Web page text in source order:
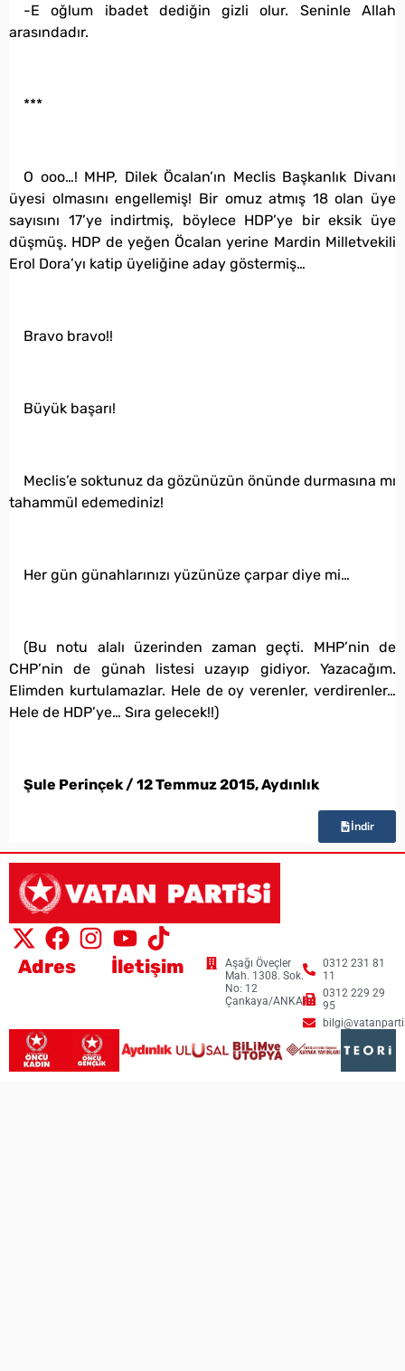
-E oğlum ibadet dediğin gizli olur. Seninle Allah
arasındadır.
***
O ooo…! MHP, Dilek Öcalan’ın Meclis Başkanlık Divanı
üyesi olmasını engellemiş! Bir omuz atmış 18 olan üye
sayısını 17’ye indirtmiş, böylece HDP’ye bir eksik üye
düşmüş. HDP de yeğen Öcalan yerine Mardin Milletvekili
Erol Dora’yı katip üyeliğine aday göstermiş…
Bravo bravo!!
Büyük başarı!
Meclis’e soktunuz da gözünüzün önünde durmasına mı
tahammül edemediniz!
Her gün günahlarınızı yüzünüze çarpar diye mi…
(Bu notu alalı üzerinden zaman geçti. MHP’nin de
CHP’nin de günah listesi uzayıp gidiyor. Yazacağım.
Elimden kurtulamazlar. Hele de oy verenler, verdirenler…
Hele de HDP’ye… Sıra gelecek!!)
Şule Perinçek / 12 Temmuz 2015, Aydınlık
İndir
Adres
Aşağı Öveçler
Mah. 1308. Sok.
No: 12
Çankaya/ANKARA
İletişim
0312 231 81
11
0312 229 29
95